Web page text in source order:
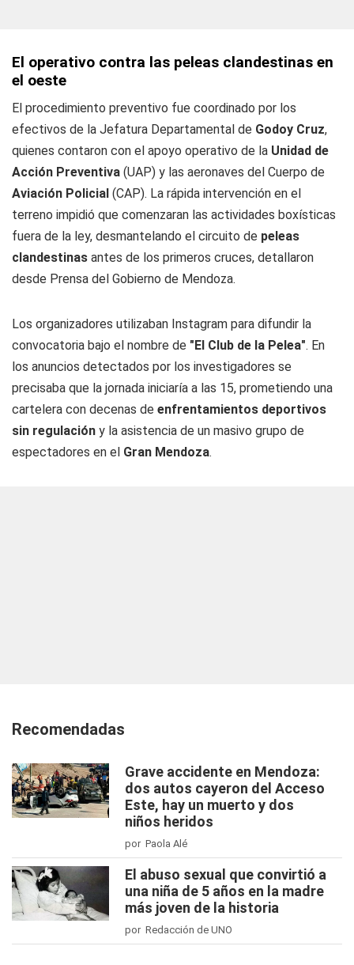
El operativo contra las peleas clandestinas en
el oeste
El procedimiento preventivo fue coordinado por los
efectivos de la Jefatura Departamental de Godoy Cruz,
quienes contaron con el apoyo operativo de la Unidad de
Acción Preventiva (UAP) y las aeronaves del Cuerpo de
Aviación Policial (CAP). La rápida intervención en el
terreno impidió que comenzaran las actividades boxísticas
fuera de la ley, desmantelando el circuito de peleas
clandestinas antes de los primeros cruces, detallaron
desde Prensa del Gobierno de Mendoza.
Los organizadores utilizaban Instagram para difundir la
convocatoria bajo el nombre de "El Club de la Pelea". En
los anuncios detectados por los investigadores se
precisaba que la jornada iniciaría a las 15, prometiendo una
cartelera con decenas de enfrentamientos deportivos
sin regulación y la asistencia de un masivo grupo de
espectadores en el Gran Mendoza.
Recomendadas
Grave accidente en Mendoza:
dos autos cayeron del Acceso
Este, hay un muerto y dos
niños heridos
por Paola Alé
El abuso sexual que convirtió a
una niña de 5 años en la madre
más joven de la historia
por Redacción de UNO